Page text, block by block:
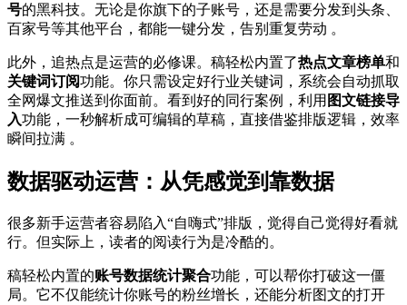
号的黑科技。无论是你旗下的子账号，还是需要分发到头条、
百家号等其他平台，都能一键分发，告别重复劳动 。
此外，追热点是运营的必修课。稿轻松内置了热点文章榜单和
关键词订阅功能。你只需设定好行业关键词，系统会自动抓取
全网爆文推送到你面前。看到好的同行案例，利用 图文链接导
入功能，一秒解析成可编辑的草稿，直接借鉴排版逻辑，效率
瞬间拉满 。
数据驱动运营：从凭感觉到靠数据
很多新手运营者容易陷入“自嗨式”排版，觉得自己觉得好看就
行。但实际上，读者的阅读行为是冷酷的。
稿轻松内置的账号数据统计聚合功能，可以帮你打破这一僵
局。它不仅能统计你账号的粉丝增长，还能分析图文的打开